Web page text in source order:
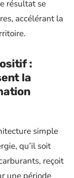
résultat se
accélérant la
:
la
simple
qu’il soit
reçoit
une période